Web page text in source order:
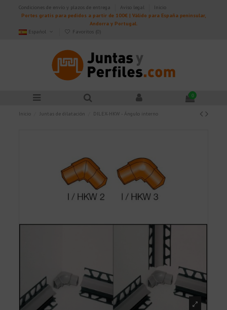
Condiciones de envío y plazos de entrega Aviso legal
Inicio
Portes gratis para pedidos a partir de 100€ | Válido para España peninsular,
Andorra y Portugal.
Español
Favoritos (0)
0
Inicio Juntas de dilatación DILEX-HKW - Ángulo interno